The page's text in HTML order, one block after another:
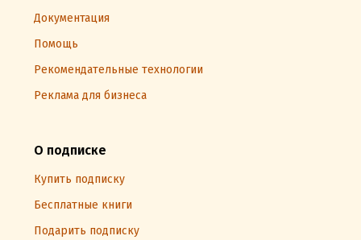
Документация
Помощь
Рекомендательные технологии
Реклама для бизнеса
О подписке
Купить подписку
Бесплатные книги
Подарить подписку